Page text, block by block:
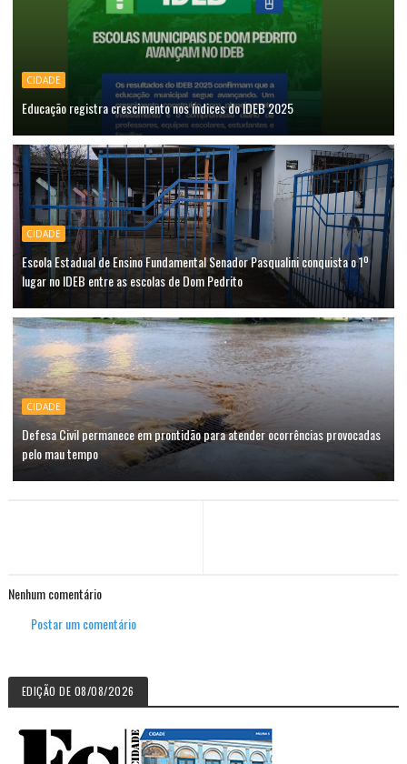
CIDADE
Educação registra crescimento nos índices do IDEB 2025
CIDADE
Escola Estadual de Ensino Fundamental Senador Pasqualini conquista o 1º
lugar no IDEB entre as escolas de Dom Pedrito
CIDADE
Defesa Civil permanece em prontidão para atender ocorrências provocadas
pelo mau tempo
Nenhum comentário
Postar um comentário
EDIÇÃO DE 08/08/2026